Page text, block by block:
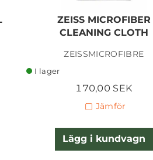
ZEISS MICROFIBER
CLEANING CLOTH
ZEISSMICROFIBRE
I lager
170,00 SEK
Jämför
Lägg i kundvagn